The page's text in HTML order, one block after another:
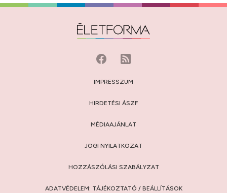
IMPRESSZUM
HIRDETÉSI ÁSZF
MÉDIAAJÁNLAT
JOGI NYILATKOZAT
HOZZÁSZÓLÁSI SZABÁLYZAT
ADATVÉDELEM: TÁJÉKOZTATÓ / BEÁLLÍTÁSOK